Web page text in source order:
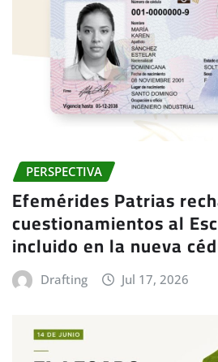
PERSPECTIVA
Efemérides Patrias
cuestionamientos al
incluido en la nueva
Drafting Jul 17, 2026